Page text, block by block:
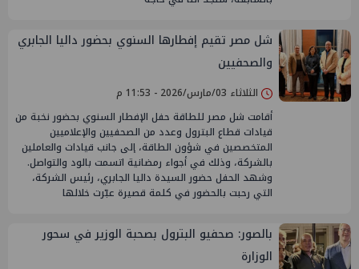
شل مصر تقيم إفطارها السنوي بحضور داليا الجابري
والصحفيين
الثلاثاء 03/مارس/2026 - 11:53 م
أقامت شل مصر للطاقة حفل الإفطار السنوي بحضور نخبة من
قيادات قطاع البترول وعدد من الصحفيين والإعلاميين
المتخصصين في شؤون الطاقة، إلى جانب قيادات والعاملين
بالشركة، وذلك في أجواء رمضانية اتسمت بالود والتواصل.
وشهد الحفل حضور السيدة داليا الجابري، رئيس الشركة،
التي رحبت بالحضور في كلمة قصيرة عبّرت خلالها
بالصور: صحفيو البترول بصحبة الوزير في سحور
الوزارة